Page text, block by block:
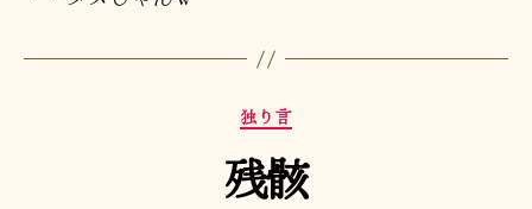
カ
テ
ゴ
リ
独り言
残骸